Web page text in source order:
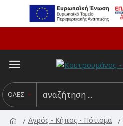
ΟΛΕΣ
Αγρός - Κήπος - Πότισμα